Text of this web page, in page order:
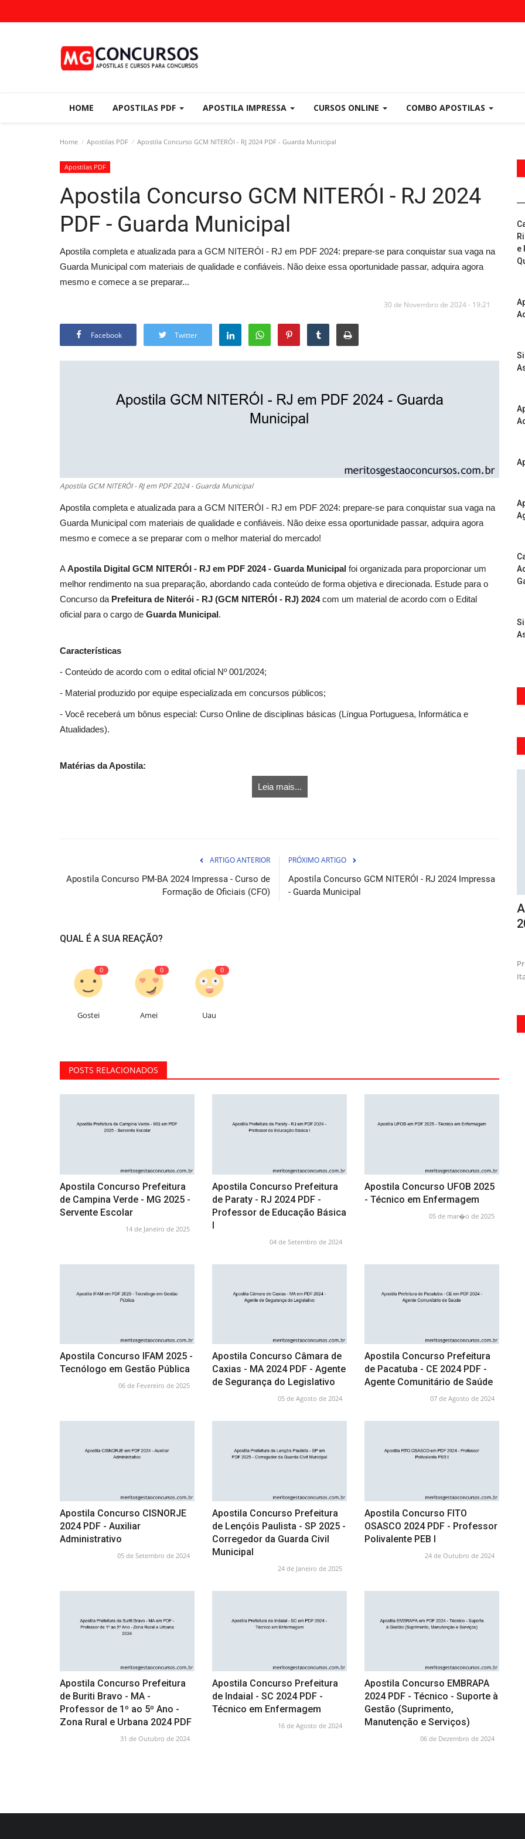
HOME APOSTILAS PDF APOSTILA IMPRESSA CURSOS ONLINE COMBO APOSTILAS
Home Apostilas PDF Apostila Concurso GCM NITERÓI - RJ 2024 PDF - Guarda Municipal
Apostilas PDF
Apostila Concurso GCM NITERÓI - RJ 2024
PDF - Guarda Municipal
Apostila completa e atualizada para a GCM NITERÓI - RJ em PDF 2024: prepare-se para conquistar sua vaga na
Guarda Municipal com materiais de qualidade e confiáveis. Não deixe essa oportunidade passar, adquira agora
mesmo e comece a se preparar...
30 de Novembro de 2024 - 19:21
Facebook Twitter
Apostila GCM NITERÓI - RJ em PDF 2024 - Guarda Municipal
Apostila completa e atualizada para a GCM NITERÓI - RJ em PDF 2024: prepare-se para conquistar sua vaga na
Guarda Municipal com materiais de qualidade e confiáveis. Não deixe essa oportunidade passar, adquira agora
mesmo e comece a se preparar com o melhor material do mercado!
AApostila Digital GCM NITERÓI - RJ em PDF 2024 - Guarda Municipal foi organizada para proporcionar um
melhor rendimento na sua preparação, abordando cada conteúdo de forma objetiva e direcionada. Estude para o
Concurso da Prefeitura de Niterói - RJ (GCM NITERÓI - RJ) 2024com um material de acordo com o Edital
oficial para o cargo de Guarda Municipal.
Características
- Conteúdo de acordo com o edital oficial Nº 001/2024;
- Material produzido por equipe especializada em concursos públicos;
- Você receberá um bônus especial: Curso Online de disciplinas básicas (Língua Portuguesa, Informática e
Atualidades).
Matérias da Apostila:
Leia mais...
ARTIGO ANTERIOR
Apostila Concurso PM-BA 2024 Impressa - Curso de
Formação de Oficiais (CFO)
PRÓXIMO ARTIGO
Apostila Concurso GCM NITERÓI - RJ 2024 Impressa
- Guarda Municipal
QUAL É A SUA REAÇÃO?
0
Gostei
0
Amei
0
Uau
POSTS RELACIONADOS
Apostila Concurso Prefeitura
de Campina Verde - MG 2025 -
Servente Escolar
14 de Janeiro de 2025
Apostila Concurso Prefeitura
de Paraty - RJ 2024 PDF -
Professor de Educação Básica
I
04 de Setembro de 2024
Apostila Concurso UFOB 2025
- Técnico em Enfermagem
05 de mar�o de 2025
Apostila Concurso IFAM 2025 -
Tecnólogo em Gestão Pública
06 de Fevereiro de 2025
Apostila Concurso Câmara de
Caxias - MA 2024 PDF - Agente
de Segurança do Legislativo
05 de Agosto de 2024
Apostila Concurso Prefeitura
de Pacatuba - CE 2024 PDF -
Agente Comunitário de Saúde
07 de Agosto de 2024
Apostila Concurso CISNORJE
2024 PDF - Auxiliar
Administrativo
05 de Setembro de 2024
Apostila Concurso Prefeitura
de Lençóis Paulista - SP 2025 -
Corregedor da Guarda Civil
Municipal
24 de Janeiro de 2025
Apostila Concurso FITO
OSASCO 2024 PDF - Professor
Polivalente PEB I
24 de Outubro de 2024
Apostila Concurso Prefeitura
de Buriti Bravo - MA -
Professor de 1º ao 5º Ano -
Zona Rural e Urbana 2024 PDF
31 de Outubro de 2024
Apostila Concurso Prefeitura
de Indaial - SC 2024 PDF -
Técnico em Enfermagem
16 de Agosto de 2024
Apostila Concurso EMBRAPA
2024 PDF - Técnico - Suporte à
Gestão (Suprimento,
Manutenção e Serviços)
06 de Dezembro de 2024
e
Torne-se um profissional qualificado e contribua para a
limpeza e conservação das...